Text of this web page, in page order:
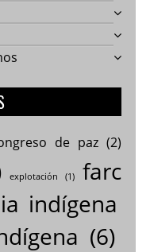
de paz(2)
explotación (1)
farc
indígena
(6)